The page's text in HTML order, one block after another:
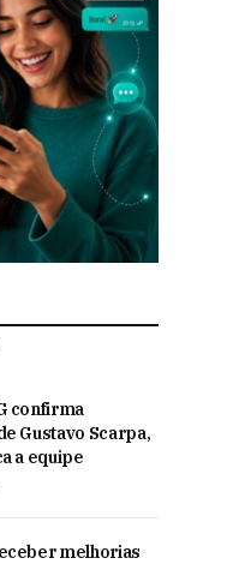
confirma
Gustavo Scarpa,
a equipe
melhorias